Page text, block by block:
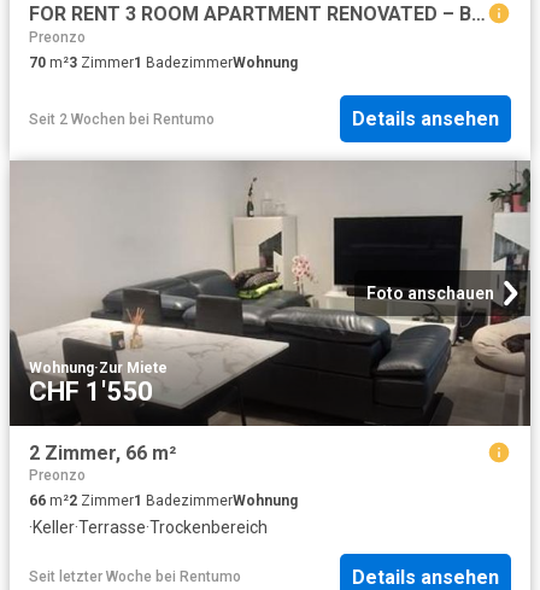
FOR RENT 3 ROOM APARTMENT RENOVATED – BELLINZONA CENTER
Preonzo
70 m²3 Zimmer1 BadezimmerWohnung
Seit 2 Wochen bei Rentumo Details ansehen
Foto anschauen
Wohnung·Zur Miete
CHF 1'550
2 Zimmer, 66 m²
Preonzo
66 m²2 Zimmer1 BadezimmerWohnung
·Keller·Terrasse·Trockenbereich
Seit letzter Woche bei Rentumo Details ansehen